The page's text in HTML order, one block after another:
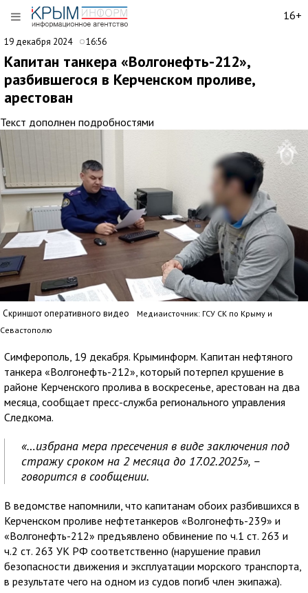
16+
19 декабря 2024 16:56
Капитан танкера «Волгонефть-212»,
разбившегося в Керченском проливе,
арестован
Текст дополнен подробностями
Скриншот оперативного видео
Медиаисточник: ГСУ СК по Крыму и
Севастополю
Симферополь, 19 декабря. Крыминформ. Капитан нефтяного
танкера «Волгонефть-212», который потерпел крушение в
районе Керченского пролива в воскресенье, арестован на два
месяца, сообщает пресс-служба регионального управления
Следкома.
«…избрана мера пресечения в виде заключения под
стражу сроком на 2 месяца до 17.02.2025», –
говорится в сообщении.
В ведомстве напомнили, что капитанам обоих разбившихся в
Керченском проливе нефтетанкеров «Волгонефть-239» и
«Волгонефть-212» предъявлено обвинение по ч.1 ст. 263 и
ч.2 ст. 263 УК РФ соответственно (нарушение правил
безопасности движения и эксплуатации морского транспорта,
в результате чего на одном из судов погиб член экипажа).